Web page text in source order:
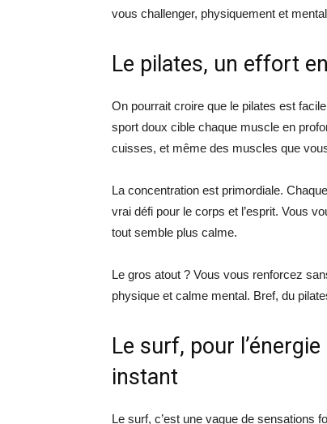
vous challenger, physiquement et
Le pilates, un effort
On pourrait croire que le pilates est
sport doux cible chaque muscle en
cuisses, et même des muscles que
La concentration est primordiale.
vrai défi pour le corps et l’esprit. Vous
tout semble plus calme.
Le gros atout ? Vous vous renforcez
physique et calme mental. Bref, du
Le surf, pour
instant
Le surf, c’est une vague de sensations